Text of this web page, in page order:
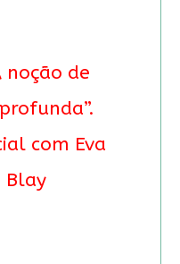
noção de
com Eva
Blay